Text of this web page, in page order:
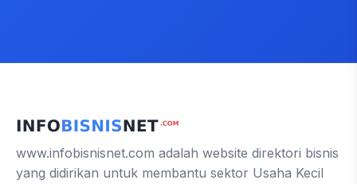
www.infobisnisnet.com adalah website direktori bisnis
yang didirikan untuk membantu sektor Usaha Kecil